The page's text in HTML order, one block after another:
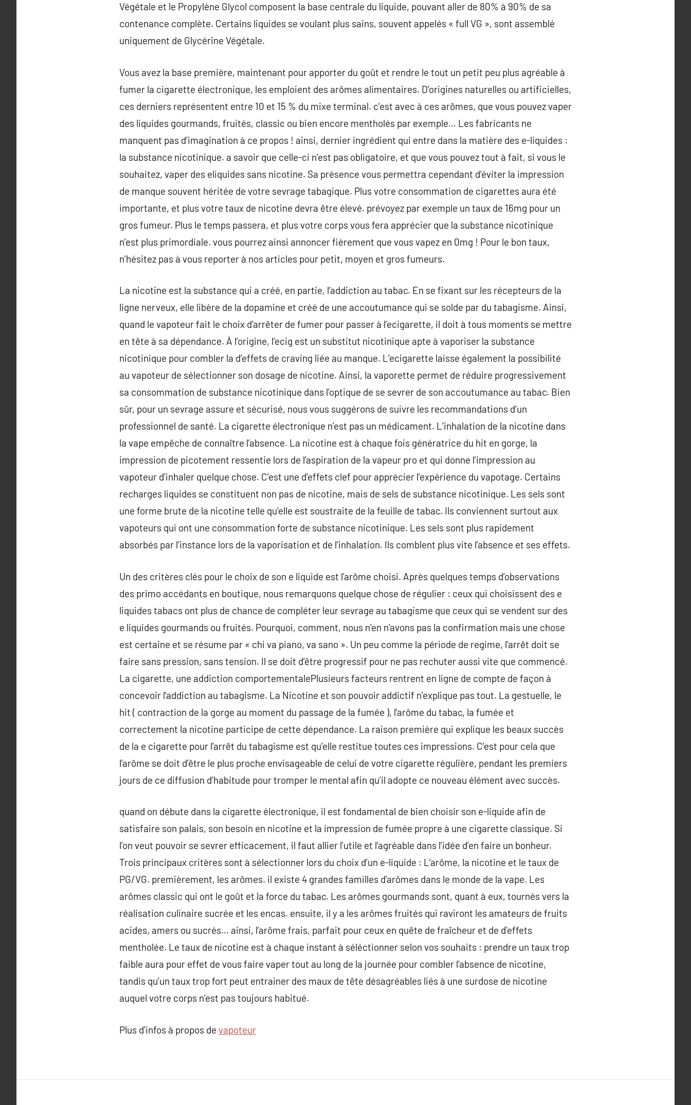
Végétale et le Propylène Glycol composent la base centrale du liquide, pouvant aller de 80% à 90% de sa
contenance complète. Certains liquides se voulant plus sains, souvent appelés « full VG », sont assemblé
uniquement de Glycérine Végétale.
Vous avez la base première, maintenant pour apporter du goût et rendre le tout un petit peu plus agréable à
fumer la cigarette électronique, les emploient des arômes alimentaires. D’origines naturelles ou artificielles,
ces derniers représentent entre 10 et 15 % du mixe terminal. c’est avec à ces arômes, que vous pouvez vaper
des liquides gourmands, fruités, classic ou bien encore mentholés par exemple… Les fabricants ne
manquent pas d’imagination à ce propos ! ainsi, dernier ingrédient qui entre dans la matière des e-liquides :
la substance nicotinique. a savoir que celle-ci n’est pas obligatoire, et que vous pouvez tout à fait, si vous le
souhaitez, vaper des eliquides sans nicotine. Sa présence vous permettra cependant d’éviter la impression
de manque souvent héritée de votre sevrage tabagique. Plus votre consommation de cigarettes aura été
importante, et plus votre taux de nicotine devra être élevé. prévoyez par exemple un taux de 16mg pour un
gros fumeur. Plus le temps passera, et plus votre corps vous fera apprécier que la substance nicotinique
n’est plus primordiale. vous pourrez ainsi annoncer fièrement que vous vapez en 0mg ! Pour le bon taux,
n’hésitez pas à vous reporter à nos articles pour petit, moyen et gros fumeurs.
La nicotine est la substance qui a créé, en partie, l’addiction au tabac. En se fixant sur les récepteurs de la
ligne nerveux, elle libère de la dopamine et créé de une accoutumance qui se solde par du tabagisme. Ainsi,
quand le vapoteur fait le choix d’arrêter de fumer pour passer à l’ecigarette, il doit à tous moments se mettre
en tête à sa dépendance. À l’origine, l’ecig est un substitut nicotinique apte à vaporiser la substance
nicotinique pour combler la d’effets de craving liée au manque. L’ecigarette laisse également la possibilité
au vapoteur de sélectionner son dosage de nicotine. Ainsi, la vaporette permet de réduire progressivement
sa consommation de substance nicotinique dans l’optique de se sevrer de son accoutumance au tabac. Bien
sûr, pour un sevrage assure et sécurisé, nous vous suggérons de suivre les recommandations d’un
professionnel de santé. La cigarette électronique n’est pas un médicament. L’inhalation de la nicotine dans
la vape empêche de connaître l’absence. La nicotine est à chaque fois génératrice du hit en gorge, la
impression de picotement ressentie lors de l’aspiration de la vapeur pro et qui donne l’impression au
vapoteur d’inhaler quelque chose. C’est une d’effets clef pour apprécier l’expérience du vapotage. Certains
recharges liquides se constituent non pas de nicotine, mais de sels de substance nicotinique. Les sels sont
une forme brute de la nicotine telle qu’elle est soustraite de la feuille de tabac. Ils conviennent surtout aux
vapoteurs qui ont une consommation forte de substance nicotinique. Les sels sont plus rapidement
absorbés par l’instance lors de la vaporisation et de l’inhalation. Ils comblent plus vite l’absence et ses effets.
Un des critères clés pour le choix de son e liquide est l’arôme choisi. Après quelques temps d’observations
des primo accédants en boutique, nous remarquons quelque chose de régulier : ceux qui choisissent des e
liquides tabacs ont plus de chance de compléter leur sevrage au tabagisme que ceux qui se vendent sur des
e liquides gourmands ou fruités. Pourquoi, comment, nous n’en n’avons pas la confirmation mais une chose
est certaine et se résume par « chi va piano, va sano ». Un peu comme la période de regime, l’arrêt doit se
faire sans pression, sans tension. Il se doit d’être progressif pour ne pas rechuter aussi vite que commencé.
La cigarette, une addiction comportementalePlusieurs facteurs rentrent en ligne de compte de façon à
concevoir l’addiction au tabagisme. La Nicotine et son pouvoir addictif n’explique pas tout. La gestuelle, le
hit ( contraction de la gorge au moment du passage de la fumée ), l’arôme du tabac, la fumée et
correctement la nicotine participe de cette dépendance. La raison première qui explique les beaux succès
de la e cigarette pour l’arrêt du tabagisme est qu’elle restitue toutes ces impressions. C’est pour cela que
l’arôme se doit d’être le plus proche envisageable de celui de votre cigarette régulière, pendant les premiers
jours de ce diffusion d’habitude pour tromper le mental afin qu’il adopte ce nouveau élément avec succès.
quand on débute dans la cigarette électronique, il est fondamental de bien choisir son e-liquide afin de
satisfaire son palais, son besoin en nicotine et la impression de fumée propre à une cigarette classique. Si
l’on veut pouvoir se sevrer efficacement, il faut allier l’utile et l’agréable dans l’idée d’en faire un bonheur.
Trois principaux critères sont à sélectionner lors du choix d’un e-liquide : L’arôme, la nicotine et le taux de
PG/VG. premièrement, les arômes. il existe 4 grandes familles d’arômes dans le monde de la vape. Les
arômes classic qui ont le goût et la force du tabac. Les arômes gourmands sont, quant à eux, tournés vers la
réalisation culinaire sucrée et les encas. ensuite, il y a les arômes fruités qui raviront les amateurs de fruits
acides, amers ou sucrés… ainsi, l’arôme frais, parfait pour ceux en quête de fraîcheur et de d’effets
mentholée. Le taux de nicotine est à chaque instant à séléctionner selon vos souhaits : prendre un taux trop
faible aura pour effet de vous faire vaper tout au long de la journée pour combler l’absence de nicotine,
tandis qu’un taux trop fort peut entrainer des maux de tête désagréables liés à une surdose de nicotine
auquel votre corps n’est pas toujours habitué.
Plus d’infos à propos de vapoteur